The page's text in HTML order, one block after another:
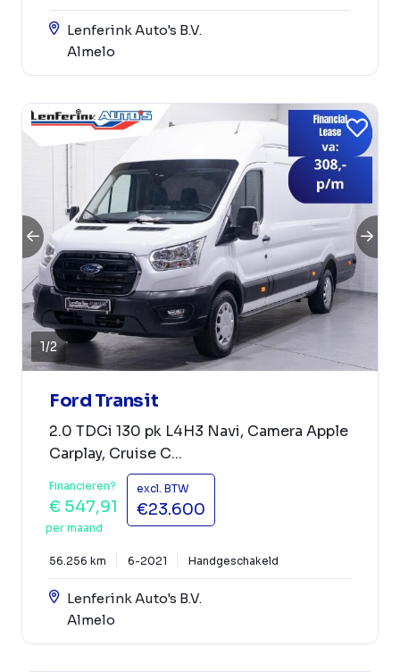
Lenferink Auto's B.V.
Almelo
1/2
Ford Transit
2.0 TDCi 130 pk L4H3 Navi, Camera Apple
Carplay, Cruise C...
Financieren?
€ 547,91
per maand
excl. BTW
€23.600
56.256 km 6-2021 Handgeschakeld
Lenferink Auto's B.V.
Almelo